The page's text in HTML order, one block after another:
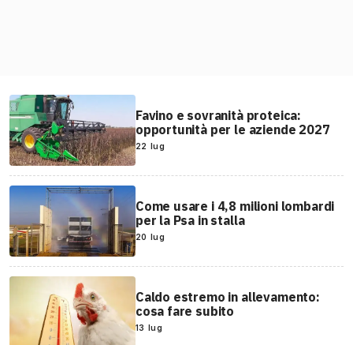
Favino e sovranità proteica:
opportunità per le aziende 2027
22 lug
Come usare i 4,8 milioni lombardi
per la Psa in stalla
20 lug
Caldo estremo in allevamento:
cosa fare subito
13 lug